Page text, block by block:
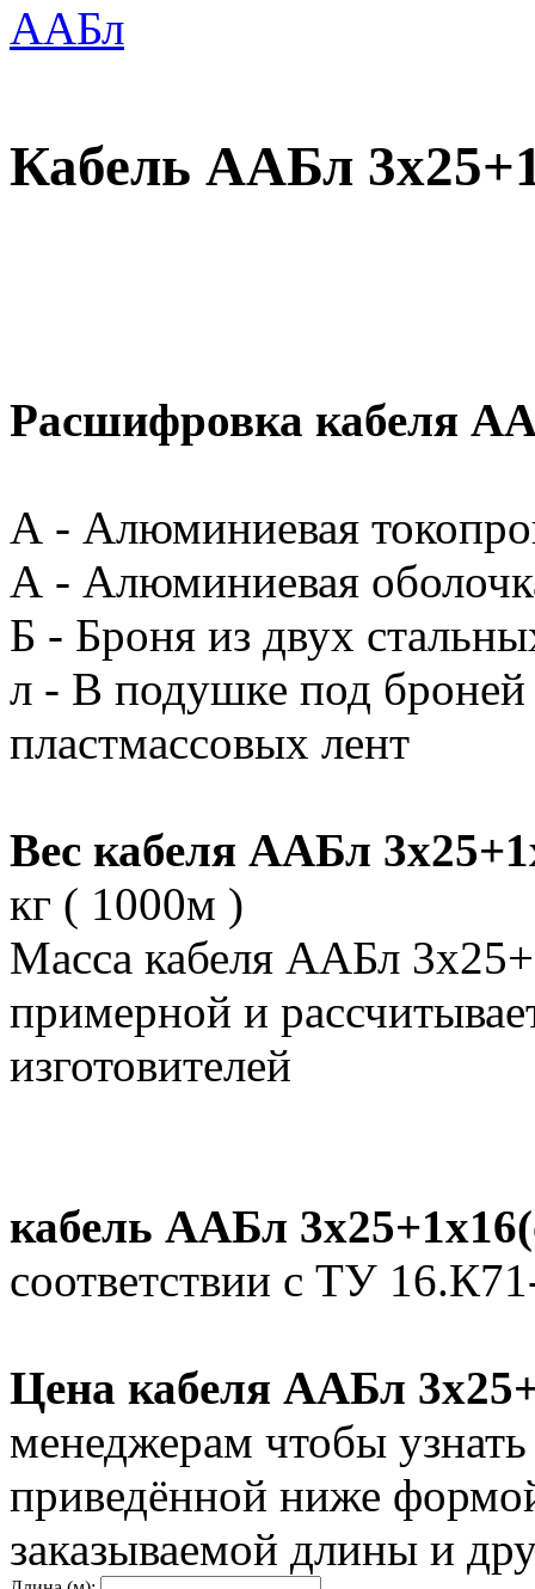
ААБл
Кабель ААБл
Расшифровка кабеля
А - Алюминиевая
А - Алюминиевая
Б - Броня из двух
л - В подушке под броней
пластмассовых лент
Вес кабеля ААБл
кг ( 1000м )
Масса кабеля ААБл
примерной и
изготовителей
кабель ААБл
соответствии с ТУ
Цена кабеля ААБл
менеджерам чтобы
приведённой ниже
заказываемой длины и